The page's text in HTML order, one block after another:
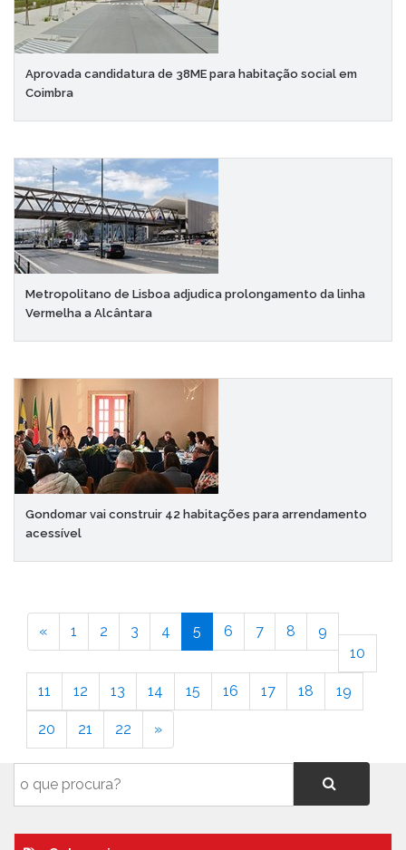
Aprovada candidatura de 38ME para habitação social em
Coimbra
Metropolitano de Lisboa adjudica prolongamento da linha
Vermelha a Alcântara
Gondomar vai construir 42 habitações para arrendamento
acessível
« 1 2 3 4 5 6 7 8
9
10
11 12 13 14 15 16 17 18 19
20 21 22 »